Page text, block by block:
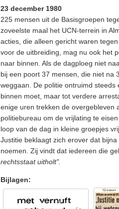
23 december 1980
225 mensen uit de Basisgroepen
zoveelste maal het UCN-terrein in
acties, die alleen gericht waren
voor de uitbreiding, mag nu ook het
naar binnen. Als de dagploeg niet
bij een poort 37 mensen, die niet na
weggaan. De politie ontruimd
binnen moet, maar tot verdere
enige uren trekken de overgebleven
politiebureau om de vrijlating te
loop van de dag in kleine groepjes
Justitie beklaagt zich erover dat
noemen. Zij vindt dat iedereen die
rechtsstaat uitholt".
Bijlagen: